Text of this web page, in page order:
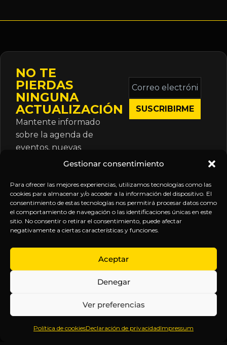
Gestionar consentimiento
Para ofrecer las mejores experiencias, utilizamos tecnologías como las
cookies para almacenar y/o acceder a la información del dispositivo. El
consentimiento de estas tecnologías nos permitirá procesar datos como
el comportamiento de navegación o las identificaciones únicas en este
sitio. No consentir o retirar el consentimiento, puede afectar
negativamente a ciertas características y funciones.
Aceptar
Denegar
Ver preferencias
Política de cookiesDeclaración de privacidadImpressum
NO TE
PIERDAS
NINGUNA
ACTUALIZACIÓN
Mantente informado
sobre la agenda de
eventos, nuevas
publicaciones y
suscripción.
Correo
electrónico
*
Inteligencia
Anticipándonos
EXPLORA
Inicio
Sobre
Contenido
Webinars
LEGAL
Política
de
Términos y
Aviso
SÍGUENOS